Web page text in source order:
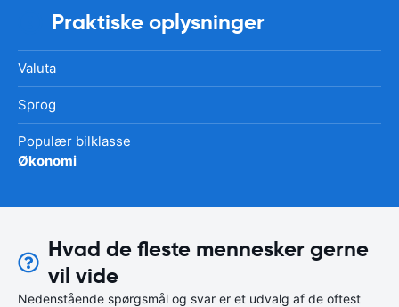
Praktiske oplysninger
Valuta
Sprog
Populær bilklasse
Økonomi
Hvad de fleste mennesker gerne
vil vide
Nedenstående spørgsmål og svar er et udvalg af de oftest